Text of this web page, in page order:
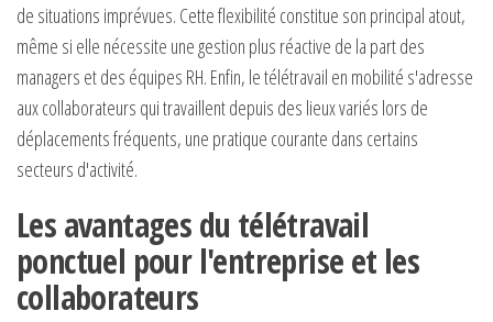
de situations imprévues. Cette flexibilité constitue son principal atout,
même si elle nécessite une gestion plus réactive de la part des
managers et des équipes RH. Enfin, le télétravail en mobilité s'adresse
aux collaborateurs qui travaillent depuis des lieux variés lors de
déplacements fréquents, une pratique courante dans certains
secteurs d'activité.
Les avantages du télétravail
ponctuel pour l'entreprise et les
collaborateurs